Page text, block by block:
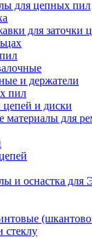
для цепных пил
для заточки
и держатели
пил
цепей и диски
материалы для
и оснастка для
стеклу